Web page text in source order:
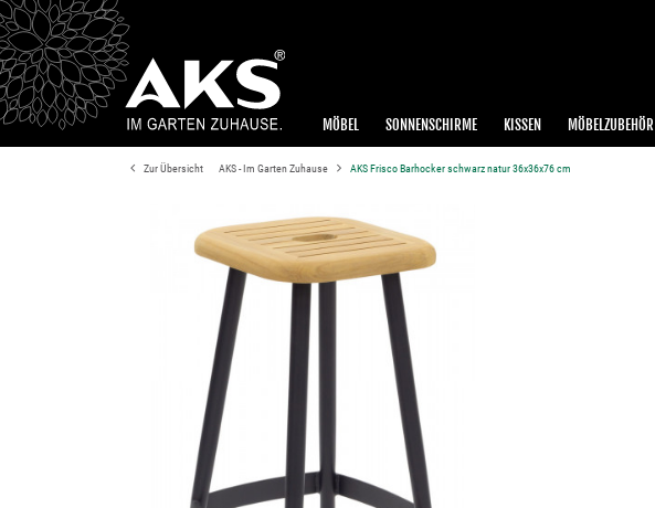
MÖBEL SONNENSCHIRME KISSEN MÖBELZUBEHÖR
Zur Übersicht AKS - Im Garten Zuhause AKS Frisco Barhocker schwarz natur 36x36x76 cm